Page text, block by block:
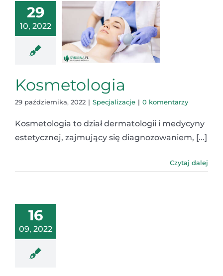
29
10, 2022
Kosmetologia
29 października, 2022 | Specjalizacje | 0 komentarzy
Kosmetologia to dział dermatologii i medycyny
estetycznej, zajmujący się diagnozowaniem, [...]
Czytaj dalej
16
09, 2022